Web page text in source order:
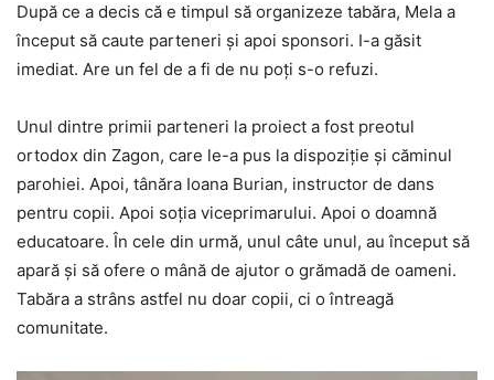
După ce a decis că e timpul să organizeze tabăra, Mela a
început să caute parteneri și apoi sponsori. I-a găsit
imediat. Are un fel de a fi de nu poți s-o refuzi.
Unul dintre primii parteneri la proiect a fost preotul
ortodox din Zagon, care le-a pus la dispoziție și căminul
parohiei. Apoi, tânăra Ioana Burian, instructor de dans
pentru copii. Apoi soția viceprimarului. Apoi o doamnă
educatoare. În cele din urmă, unul câte unul, au început să
apară și să ofere o mână de ajutor o grămadă de oameni.
Tabăra a strâns astfel nu doar copii, ci o întreagă
comunitate.